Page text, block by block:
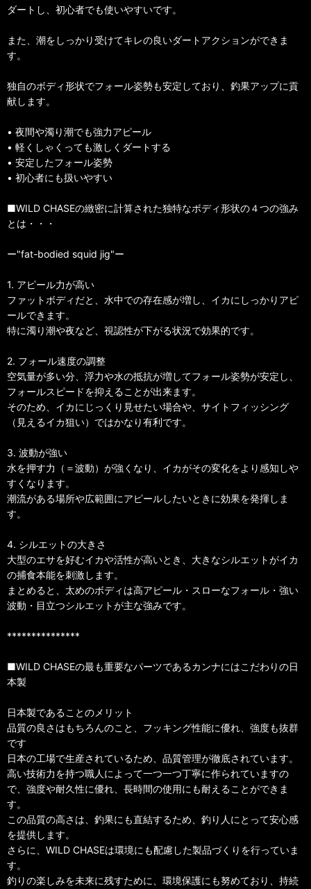
ダートし、初心者でも使いやすいです。
また、潮をしっかり受けてキレの良いダートアクションができま
す。
独自のボディ形状でフォール姿勢も安定しており、釣果アップに貢
献します。
• 夜間や濁り潮でも強力アピール
• 軽くしゃくっても激しくダートする
• 安定したフォール姿勢
• 初心者にも扱いやすい
■WILD CHASEの緻密に計算された独特なボディ形状の４つの強み
とは・・・
ー"fat-bodied squid jig"ー
1. アピール力が高い
ファットボディだと、水中での存在感が増し、イカにしっかりアピ
ールできます。
特に濁り潮や夜など、視認性が下がる状況で効果的です。
2. フォール速度の調整
空気量が多い分、浮力や水の抵抗が増してフォール姿勢が安定し、
フォールスピードを抑えることが出来ます。
そのため、イカにじっくり見せたい場合や、サイトフィッシング
（見えるイカ狙い）ではかなり有利です。
3. 波動が強い
水を押す力（＝波動）が強くなり、イカがその変化をより感知しや
すくなります。
潮流がある場所や広範囲にアピールしたいときに効果を発揮しま
す。
4. シルエットの大きさ
大型のエサを好むイカや活性が高いとき、大きなシルエットがイカ
の捕食本能を刺激します。
まとめると、太めのボディは高アピール・スローなフォール・強い
波動・目立つシルエットが主な強みです。
***************
■WILD CHASEの最も重要なパーツであるカンナにはこだわりの日
本製
日本製であることのメリット
品質の良さはもちろんのこと、フッキング性能に優れ、強度も抜群
です
日本の工場で生産されているため、品質管理が徹底されています。
高い技術力を持つ職人によって一つ一つ丁寧に作られていますの
で、強度や耐久性に優れ、長時間の使用にも耐えることができま
す。
この品質の高さは、釣果にも直結するため、釣り人にとって安心感
を提供します。
さらに、WILD CHASEは環境にも配慮した製品づくりを行っていま
す。
釣りの楽しみを未来に残すために、環境保護にも努めており、持続